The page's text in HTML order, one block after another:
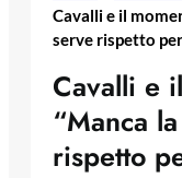
Cavalli e il
serve rispetto
Cavalli e
“Manca
rispetto